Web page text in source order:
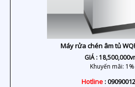
Máy rửa chén âm tủ
GIÁ :18,500,000
Khuyến mãi: 1%
Hotline: